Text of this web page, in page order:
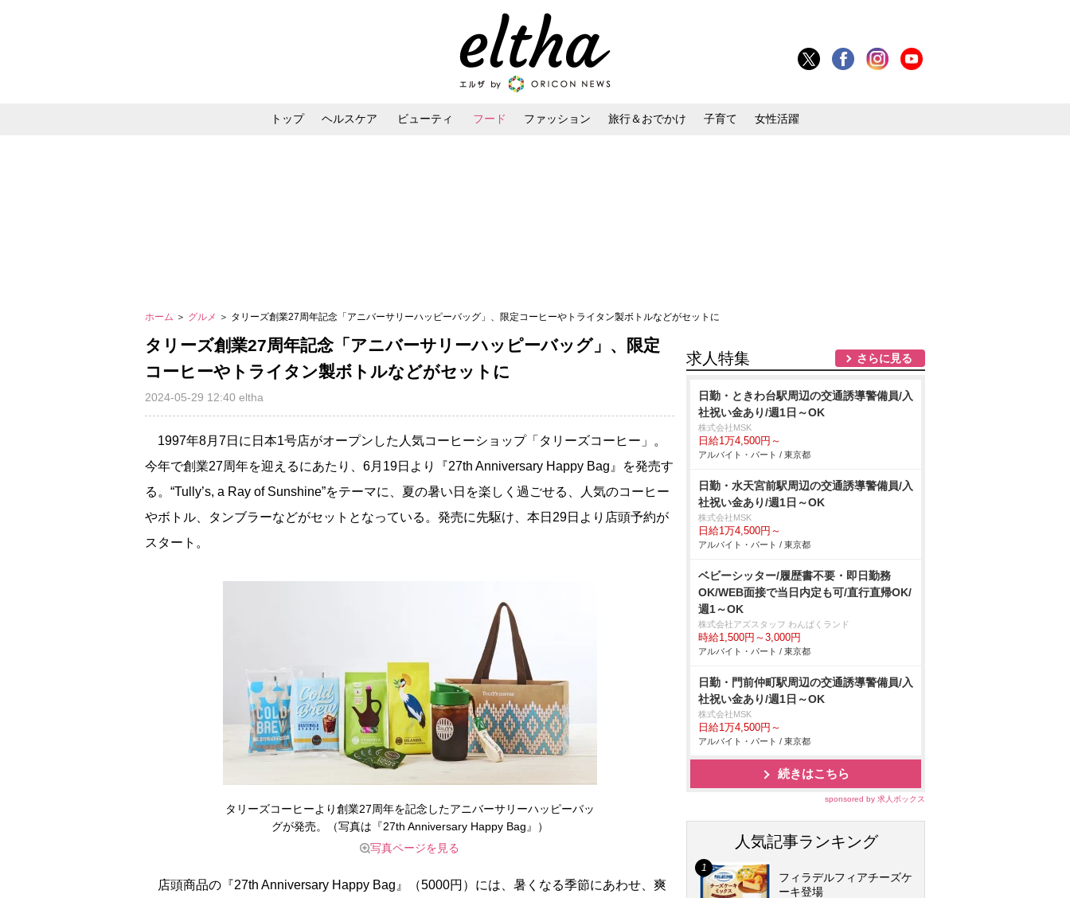
トップ ヘルスケア ビューティ フード ファッション 旅行＆おでかけ 子育て 女性活躍
ホーム ＞ グルメ ＞ タリーズ創業27周年記念「アニバーサリーハッピーバッグ」、限定コーヒーやトライタン製ボトルなどがセットに
タリーズ創業27周年記念「アニバーサリーハッピーバッグ」、限定
コーヒーやトライタン製ボトルなどがセットに
2024-05-29 12:40 eltha
1997年8月7日に日本1号店がオープンした人気コーヒーショップ「タリーズコーヒー」。
今年で創業27周年を迎えるにあたり、6月19日より『27th Anniversary Happy Bag』を発売す
る。“Tully’s, a Ray of Sunshine”をテーマに、夏の暑い日を楽しく過ごせる、人気のコーヒー
ボトル、タンブラーなどがセットとなっている。発売に先駆け、本日29日より店頭予約が
スタート。
タリーズコーヒーより創業27周年を記念したアニバーサリーハッピーバッ
グが発売。（写真は『27th Anniversary Happy Bag』）
写真ページを見る
店頭商品の『27th Anniversary Happy Bag』（5000円）には、暑くなる季節にあわせ、爽
求人特集 さらに見る
日勤・ときわ台駅周辺の交通誘導警備員/入
社祝い金あり/週1日～OK
株式会社MSK
日給1万4,500円～
アルバイト・パート / 東京都
日勤・水天宮前駅周辺の交通誘導警備員/入
社祝い金あり/週1日～OK
株式会社MSK
日給1万4,500円～
アルバイト・パート / 東京都
ベビーシッター/履歴書不要・即日勤務
OK/WEB面接で当日内定も可/直行直帰OK/
週1～OK
株式会社アズスタッフ わんぱくランド
時給1,500円～3,000円
アルバイト・パート / 東京都
日勤・門前仲町駅周辺の交通誘導警備員/入
社祝い金あり/週1日～OK
株式会社MSK
日給1万4,500円～
アルバイト・パート / 東京都
続きはこちら
sponsored by 求人ボックス
人気記事ランキング
フィラデルフィアチーズケ
ーキ登場